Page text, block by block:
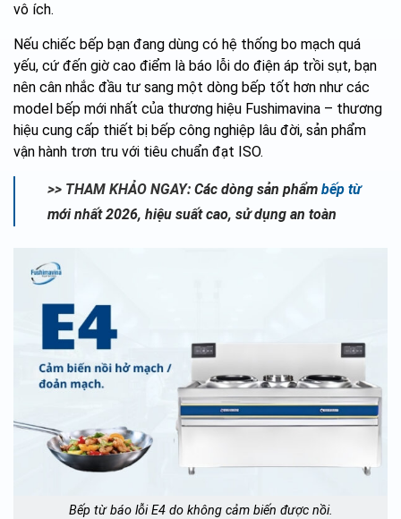
vô ích.
Nếu chiếc bếp bạn đang dùng có hệ thống bo mạch quá
yếu, cứ đến giờ cao điểm là báo lỗi do điện áp trồi sụt, bạn
nên cân nhắc đầu tư sang một dòng bếp tốt hơn như các
model bếp mới nhất của thương hiệu Fushimavina – thương
hiệu cung cấp thiết bị bếp công nghiệp lâu đời, sản phẩm
vận hành trơn tru với tiêu chuẩn đạt ISO.
>> THAM KHẢO NGAY: Các dòng sản phẩm bếp từ
mới nhất 2026, hiệu suất cao, sử dụng an toàn
Bếp từ báo lỗi E4 do không cảm biến được nồi.